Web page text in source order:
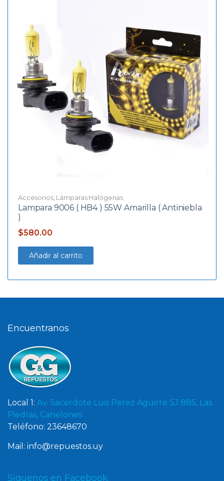
Accesorios, Lámparas Halógenas
Lampara 9006 ( HB4 ) 55W Amarilla ( Antiniebla
)
$580.00
Añadir al carrito
Encuentranos
Local 1: Av. Sacerdote Luis Perez Aguirre SJ 885, Las
Piedras, Canelones
Teléfono: 23648670
Mail: info@repuestos.uy
Siguenos en Facebook